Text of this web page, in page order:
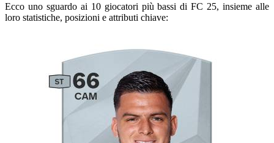
Ecco uno sguardo ai 10 giocatori più bassi di FC 25, insieme alle
loro statistiche, posizioni e attributi chiave: